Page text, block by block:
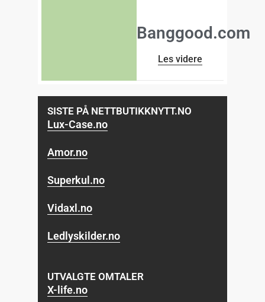
Banggood.com
Les videre
SISTE PÅ NETTBUTIKKNYTT.NO
Lux-Case.no
Amor.no
Superkul.no
Vidaxl.no
Ledlyskilder.no
UTVALGTE OMTALER
X-life.no